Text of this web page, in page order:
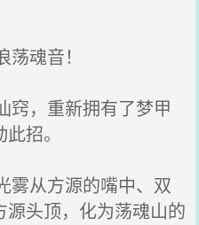
魂音！
，重新拥有了梦甲
招。
从方源的嘴中、双
头顶，化为荡魂山的